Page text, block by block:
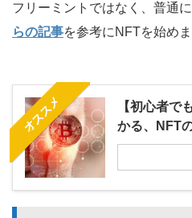
フリーミントではなく、普通
らの記事を参考にNFTを始めま
オススメ
【初心者で
かる、NFT